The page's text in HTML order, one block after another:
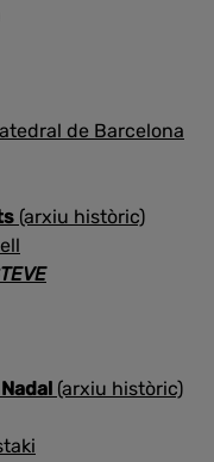
de Barcelona
(arxiu històric)
(arxiu històric)